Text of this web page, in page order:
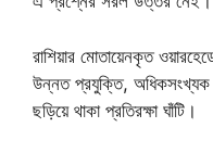
রাশিয়ার মোতায়েনকৃত
উন্নত প্রযুক্তি, অধিকসংখ্যক
ছড়িয়ে থাকা প্রতিরক্ষা ঘাঁটি।